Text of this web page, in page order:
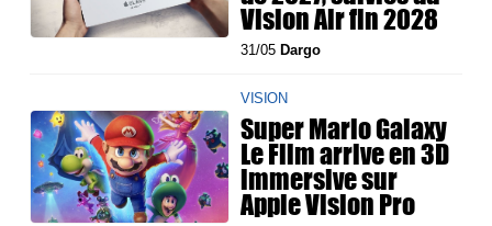
Vision Air fin 2028
31/05 Dargo
VISION
Super Mario Galaxy
Le Film arrive en 3D
immersive sur
Apple Vision Pro